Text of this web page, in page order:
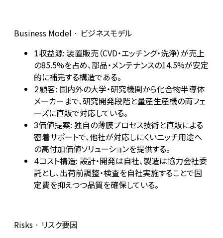
Business Model · ビジネスモデル
1収益源: 装置販売（CVD・エッチング・洗浄）が売上
の85.5%を占め、部品・メンテナンスの14.5%が安定
的に補完する構造である。
2顧客: 国内外の大学・研究機関から化合物半導体
メーカーまで、研究開発段階と量産生産機の両フェ
ーズに直販で対応している。
3価値提案: 独自の薄膜プロセス技術と直販による
密着サポートで、他社が対応しにくいニッチ用途へ
の高付加価値ソリューションを提供する。
4コスト構造: 設計・開発は自社、製造は協力会社委
託とし、出荷前調整・検査を自社実施することで固
定費を抑えつつ品質を確保している。
Risks · リスク要因